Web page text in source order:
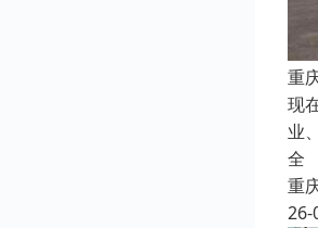
重
现
业
全
重
26-